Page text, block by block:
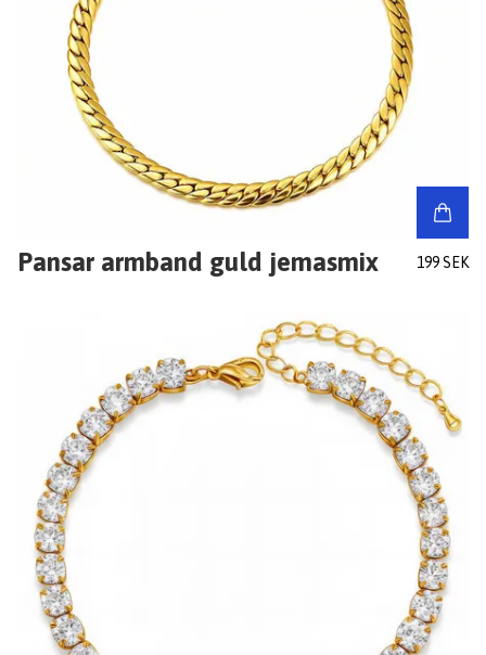
Pansar armband guld jemasmix 199 SEK